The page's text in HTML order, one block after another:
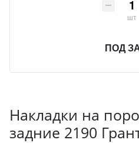
шт
ПОД
Накладки на
задние 2190